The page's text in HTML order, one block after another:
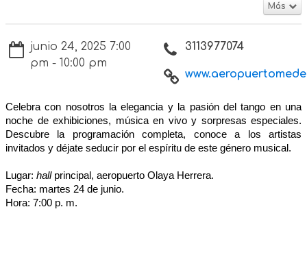
Más
junio 24, 2025 7:00
pm - 10:00 pm
3113977074
Celebra con nosotros la elegancia y la pasión del tango en una
noche de exhibiciones, música en vivo y sorpresas especiales.
Descubre la programación completa, conoce a los artistas
invitados y déjate seducir por el espíritu de este género musical.
Lugar: hallprincipal, aeropuerto Olaya Herrera.
Fecha: martes 24 de junio.
Hora: 7:00 p. m.